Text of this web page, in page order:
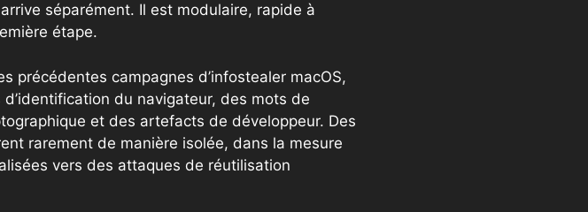
séparément. Il est modulaire, rapide à
étape.
précédentes campagnes d’infostealer macOS,
du navigateur, des mots de
et des artefacts de développeur. Des
rarement de manière isolée, dans la mesure
vers des attaques de réutilisation